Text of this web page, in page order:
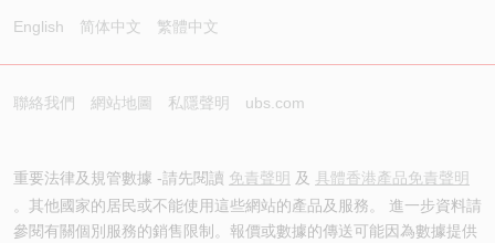
English 简体中文 繁體中文
聯絡我們 網站地圖 私隱聲明 ubs.com
重要法律及規管數據 -請先閱讀 免責聲明 及 具體香港產品免責聲明
。其他國家的居民或不能使用這些網站的產品及服務。 進一步資料請
參閱有關個別服務的銷售限制。報價或數據的傳送可能因為數據提供